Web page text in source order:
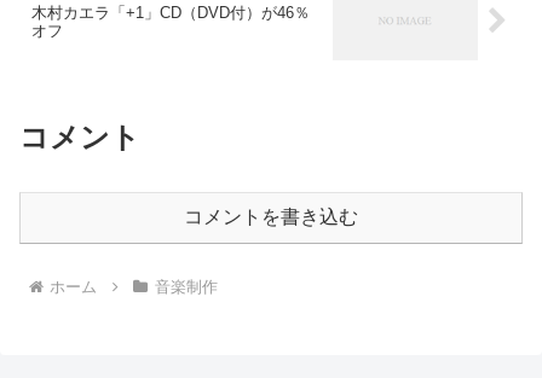
木村カエラ「+1」CD（DVD付）が46％
オフ
コメント
コメントを書き込む
ホーム 音楽制作